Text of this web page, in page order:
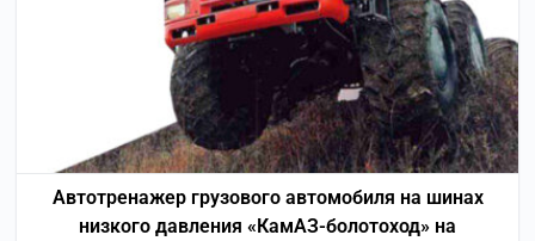
Автотренажер грузового автомобиля на шинах
низкого давления «КамАЗ-болотоход» на